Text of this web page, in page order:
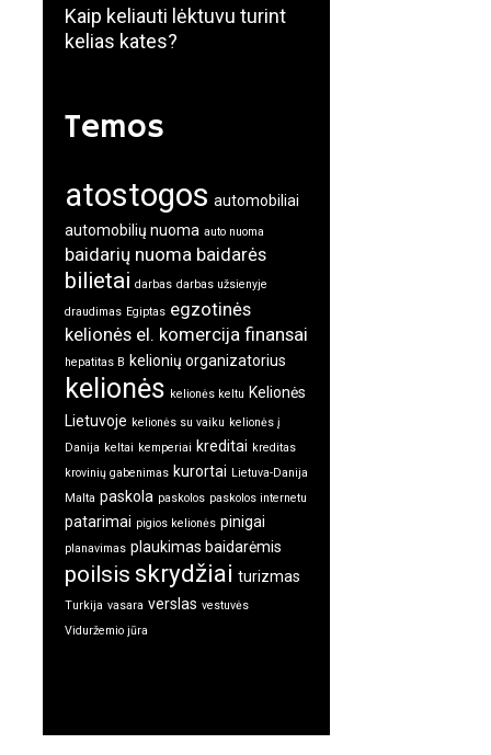
Kaip keliauti lėktuvu turint
kelias kates?
Temos
atostogos automobiliai
automobilių nuoma auto nuoma
baidarių nuoma baidarės
bilietai darbas darbas užsienyje
draudimas Egiptas egzotinės
kelionės el. komercija finansai
hepatitas B kelionių organizatorius
kelionės kelionės keltu Kelionės
Lietuvoje kelionės su vaiku kelionės į
Danija keltai kemperiai kreditai kreditas
krovinių gabenimas kurortai Lietuva-Danija
Malta paskola paskolos paskolos internetu
patarimai pigios kelionės pinigai
planavimas plaukimas baidarėmis
poilsis skrydžiai turizmas
Turkija vasara verslas vestuvės
Viduržemio jūra